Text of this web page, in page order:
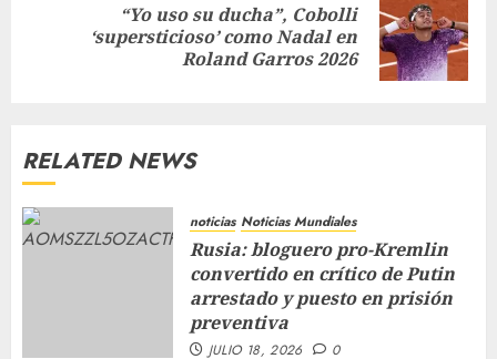
“Yo uso su ducha”, Cobolli
‘supersticioso’ como Nadal en
Roland Garros 2026
RELATED NEWS
noticias Noticias Mundiales
Rusia: bloguero pro-Kremlin
convertido en crítico de Putin
arrestado y puesto en prisión
preventiva
JULIO 18, 2026 0